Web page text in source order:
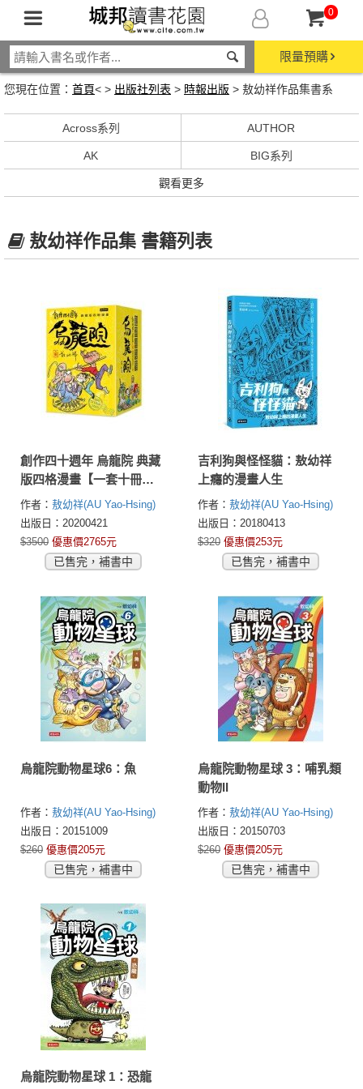
0
限量預購
您現在位置： 首頁< > 出版社列表 > 時報出版 > 敖幼祥作品集書系
Across系列 AUTHOR
AK BIG系列
觀看更多
敖幼祥作品集 書籍列表
創作四十週年 烏龍院 典藏
版四格漫畫【一套十冊】
（加贈限量「敖幼祥親筆
簽名」及「敖幼祥創作40
週年原稿藏書票」）
作者： 敖幼祥(AU Yao-Hsing)
出版日：20200421
$3500 優惠價2765元
已售完，補書中
吉利狗與怪怪貓：敖幼祥
上癮的漫畫人生
作者： 敖幼祥(AU Yao-Hsing)
出版日：20180413
$320 優惠價253元
已售完，補書中
烏龍院動物星球6：魚
作者： 敖幼祥(AU Yao-Hsing)
出版日：20151009
$260 優惠價205元
已售完，補書中
烏龍院動物星球 3：哺乳類
動物II
作者： 敖幼祥(AU Yao-Hsing)
出版日：20150703
$260 優惠價205元
已售完，補書中
烏龍院動物星球 1：恐龍